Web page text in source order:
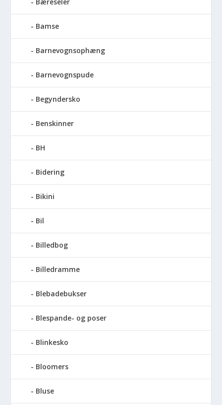
Bamse
Barnevognsophæng
Barnevognspude
Begyndersko
Benskinner
BH
Bidering
Bikini
Bil
Billedbog
Billedramme
Blebadebukser
Blespande- og poser
Blinkesko
Bloomers
Bluse